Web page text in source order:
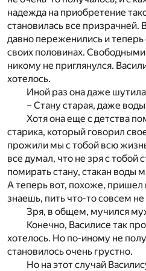
надежда на приобретение
становилась все призрачней.
давно переженились и
своих половинах. Свободными
никому не приглянулся.
хотелось.
Иной раз она даже
– Стану старая, даже
Хотя она еще с детства
старика, который говорил
прожили мы с тобой всю
все думал, что не зря с тобой
помирать стану, стакан воды
А теперь вот, похоже,
знаешь, пить что-то совсем не
Зря, в общем, мучился
Конечно, Василисе так
хотелось. Но по-иному не
становилось очень грустно.
Но на этот случай